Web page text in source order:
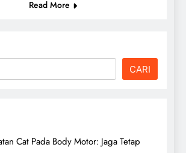
Read More
CARI
Cat Pada Body Motor: Jaga Tetap